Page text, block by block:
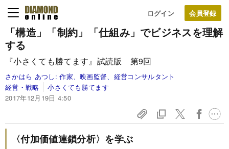
ログイン
「構造」「制約」「仕組み」でビジネスを理解
する
『小さくても勝てます』試読版 第9回
さかはら あつし:作家、映画監督、経営コンサルタント
経営・戦略
小さくても勝てます
2017年12月19日 4:50
〈付加価値連鎖分析〉を学ぶ